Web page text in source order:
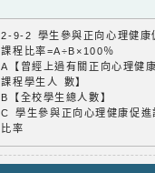
2-9-2 學生參與正向心理健康
課程比率=A÷B×100％
A【曾經上過有關正向心理健
課程學生人 數】
B【全校學生總人數】
C 學生參與正向心理健康促進
比率